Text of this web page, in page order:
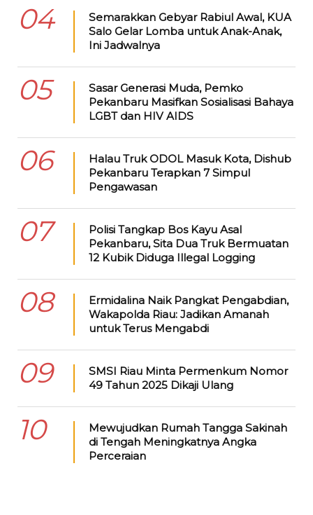
04
Semarakkan Gebyar Rabiul Awal, KUA
Salo Gelar Lomba untuk Anak-Anak,
Ini Jadwalnya
05
Sasar Generasi Muda, Pemko
Pekanbaru Masifkan Sosialisasi Bahaya
LGBT dan HIV AIDS
06
Halau Truk ODOL Masuk Kota, Dishub
Pekanbaru Terapkan 7 Simpul
Pengawasan
07
Polisi Tangkap Bos Kayu Asal
Pekanbaru, Sita Dua Truk Bermuatan
12 Kubik Diduga Illegal Logging
08
Ermidalina Naik Pangkat Pengabdian,
Wakapolda Riau: Jadikan Amanah
untuk Terus Mengabdi
09
SMSI Riau Minta Permenkum Nomor
49 Tahun 2025 Dikaji Ulang
10
Mewujudkan Rumah Tangga Sakinah
di Tengah Meningkatnya Angka
Perceraian